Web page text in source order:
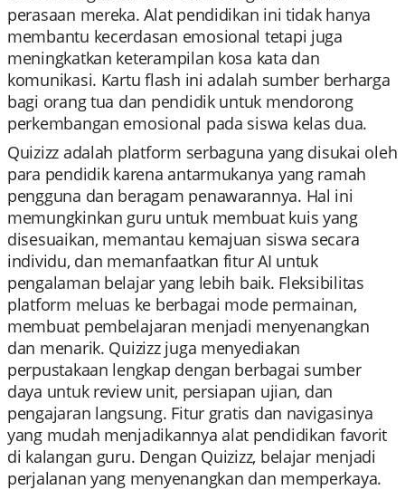
perasaan mereka. Alat pendidikan ini tidak hanya
membantu kecerdasan emosional tetapi juga
meningkatkan keterampilan kosa kata dan
komunikasi. Kartu flash ini adalah sumber berharga
bagi orang tua dan pendidik untuk mendorong
perkembangan emosional pada siswa kelas dua.
Quizizz adalah platform serbaguna yang disukai oleh
para pendidik karena antarmukanya yang ramah
pengguna dan beragam penawarannya. Hal ini
memungkinkan guru untuk membuat kuis yang
disesuaikan, memantau kemajuan siswa secara
individu, dan memanfaatkan fitur AI untuk
pengalaman belajar yang lebih baik. Fleksibilitas
platform meluas ke berbagai mode permainan,
membuat pembelajaran menjadi menyenangkan
dan menarik. Quizizz juga menyediakan
perpustakaan lengkap dengan berbagai sumber
daya untuk review unit, persiapan ujian, dan
pengajaran langsung. Fitur gratis dan navigasinya
yang mudah menjadikannya alat pendidikan favorit
di kalangan guru. Dengan Quizizz, belajar menjadi
perjalanan yang menyenangkan dan memperkaya.